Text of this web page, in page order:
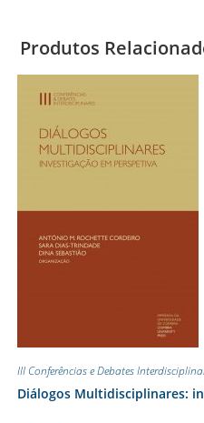
Produtos
III Conferências e Debates
Diálogos Multidisciplinares: